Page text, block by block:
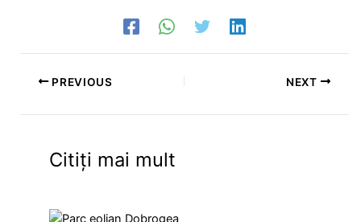
PREVIOUS NEXT
Citiți mai mult